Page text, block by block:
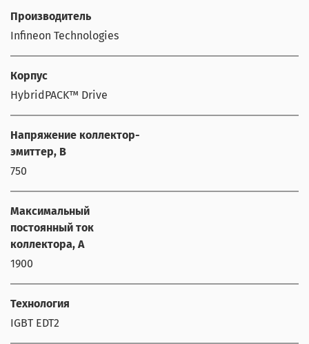
Производитель
Infineon Technologies
Корпус
HybridPACK™ Drive
Напряжение коллектор-
эмиттер, В
750
Максимальный
постоянный ток
коллектора, А
1900
Технология
IGBT EDT2